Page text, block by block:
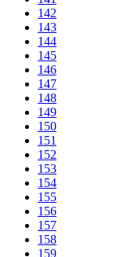
142
143
144
145
146
147
148
149
150
151
152
153
154
155
156
157
158
159